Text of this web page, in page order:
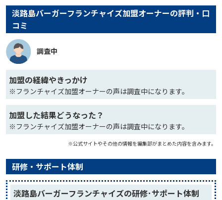
淡路島バーガーフランチャイズ加盟オーナーの評判・口
コミ
調査中
加盟の経緯やきっかけ
※フランチャイズ加盟オーナーの声は調査中になります。
加盟した結果どうなった？
※フランチャイズ加盟オーナーの声は調査中になります。
※公式サイトやその他の情報を編集部がまとめた内容を含みます。
研修・サポート体制
淡路島バーガーフランチャイズの研修･サポート体制